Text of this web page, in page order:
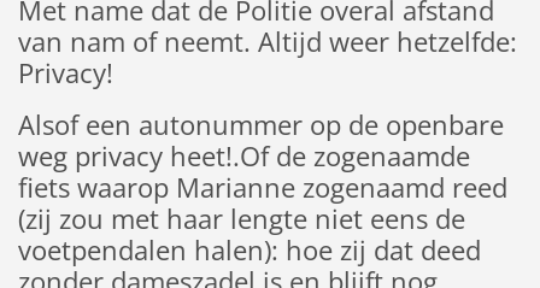
Met name dat de Politie overal afstand
van nam of neemt. Altijd weer hetzelfde:
Privacy!
Alsof een autonummer op de openbare
weg privacy heet!.Of de zogenaamde
fiets waarop Marianne zogenaamd reed
(zij zou met haar lengte niet eens de
voetpendalen halen): hoe zij dat deed